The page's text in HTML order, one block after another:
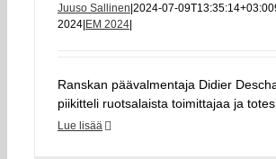
Juuso Sallinen 2024-07-09T13:35:14+03:00
2024 EM 2024
Ranskan päävalmentaja Didier
piikitteli ruotsalaista toimittajaa ja
Lue lisää